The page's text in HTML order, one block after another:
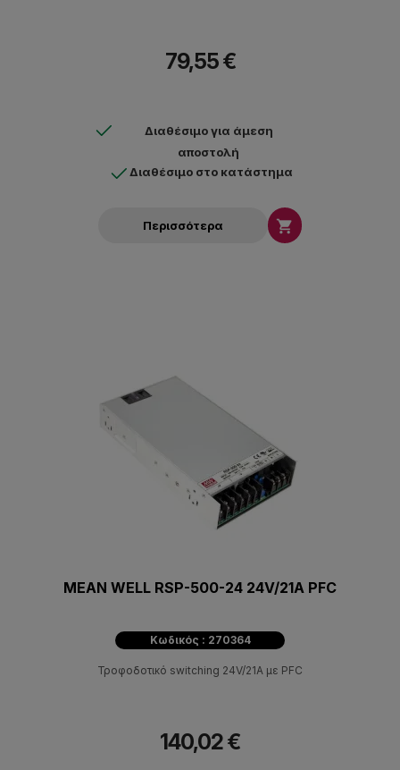
79,55 €
Διαθέσιμο για άμεση
αποστολή
Διαθέσιμο στο κατάστημα
Περισσότερα 
MEAN WELL RSP-500-24 24V/21A PFC
Κωδικός : 270364
Τροφοδοτικό switching 24V/21A με PFC
140,02 €